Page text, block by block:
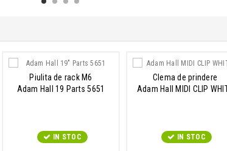
Piulita de rack M6
Adam Hall 19 Parts 5651
IN STOC
Clema de prindere
Adam Hall MIDI CLIP
IN STOC